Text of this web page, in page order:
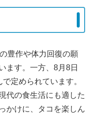
豊作や体力回復の願
ます。一方、8月8日
定められています。
代の食生活にも適した
かけに、タコを楽しん